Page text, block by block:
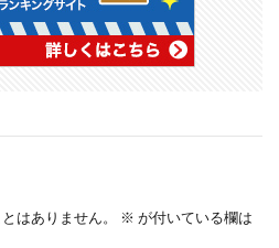
はありません。 ※ が付いている欄は